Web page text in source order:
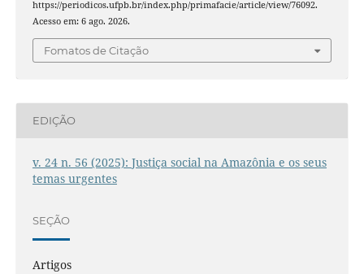
https://periodicos.ufpb.br/index.php/primafacie/article/view/76092.
Acesso em: 6 ago. 2026.
Fomatos de Citação
EDIÇÃO
v. 24 n. 56 (2025): Justiça social na Amazônia e os seus
temas urgentes
SEÇÃO
Artigos